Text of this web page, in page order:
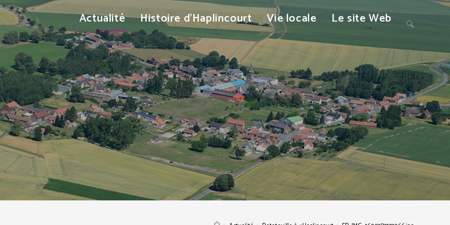
Actualité Histoire d’Haplincourt Vie locale Le site Web Toggle
website
search